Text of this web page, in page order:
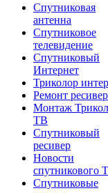
Спутниковая
антенна
Спутниковое
телевидение
Спутниковый
Интернет
Триколор
Ремонт
Монтаж
ТВ
Спутниковый
ресивер
Новости
спутникового
Спутниковые